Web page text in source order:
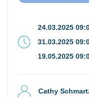
24.03.2025
31.03.2025
19.05.2025
Cathy